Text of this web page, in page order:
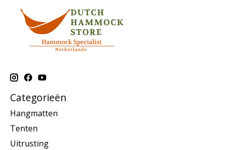
Categorieën
Hangmatten
Tenten
Uitrusting